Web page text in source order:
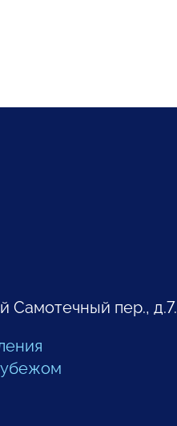
Самотечный пер., д.7.